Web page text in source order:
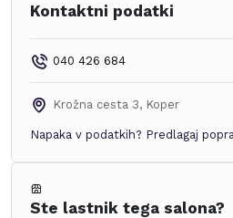
Kontaktni podatki
040 426 684
Krožna cesta 3, Koper
Napaka v podatkih? Predlagaj
Ste lastnik tega salona?